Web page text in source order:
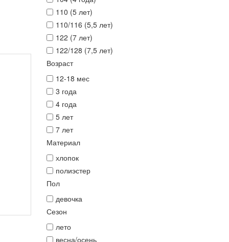
110 (5 лет)
110/116 (5,5 лет)
122 (7 лет)
122/128 (7,5 лет)
Возраст
12-18 мес
3 года
4 года
5 лет
7 лет
Материал
хлопок
полиэстер
Пол
девочка
Сезон
лето
весна/осень